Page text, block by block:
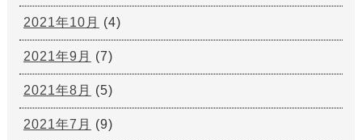
2021年10月 (4)
2021年9月 (7)
2021年8月 (5)
2021年7月 (9)